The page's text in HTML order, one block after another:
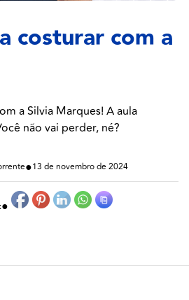
costurar com a
a Silvia Marques! A aula
não vai perder, né?
●13 de novembro de 2024
●